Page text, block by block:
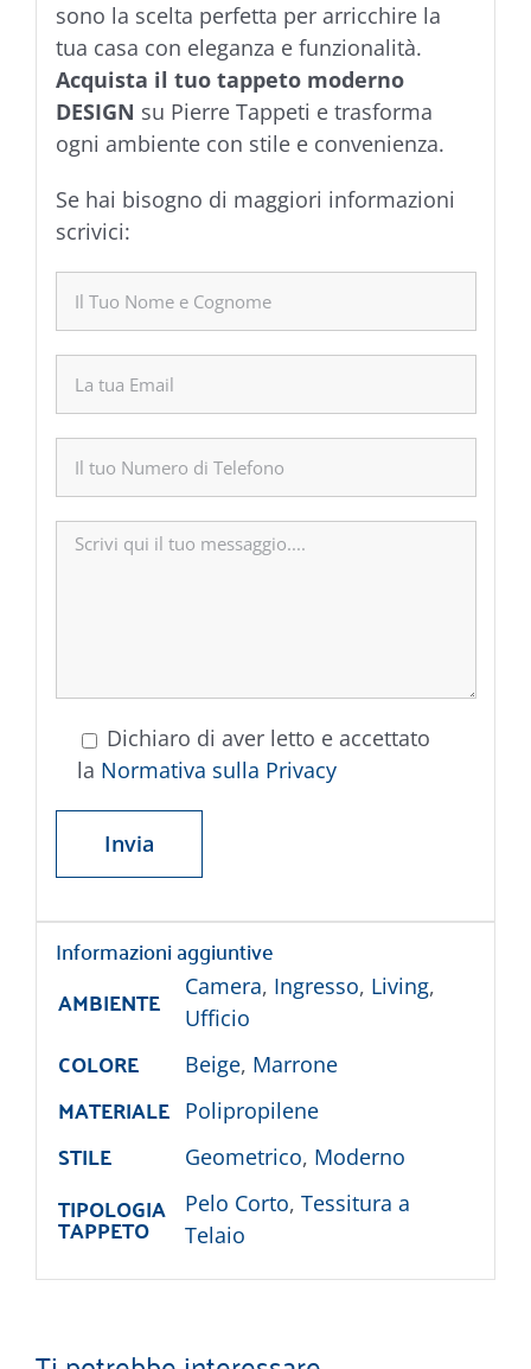
sono la scelta perfetta per arricchire la
tua casa con eleganza e funzionalità.
Acquista il tuo tappeto moderno
DESIGN su Pierre Tappeti e trasforma
ogni ambiente con stile e convenienza.
Se hai bisogno di maggiori informazioni
scrivici:
Dichiaro di aver letto e accettato
la Normativa sulla Privacy
Informazioni aggiuntive
AMBIENTE
Camera, Ingresso, Living,
Ufficio
COLORE Beige, Marrone
MATERIALE Polipropilene
STILE Geometrico, Moderno
TIPOLOGIA
TAPPETO
Pelo Corto, Tessitura a
Telaio